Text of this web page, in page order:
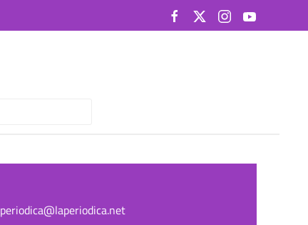
periodica@laperiodica.net